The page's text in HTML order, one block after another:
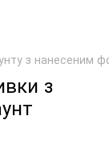
з нанесеним
з